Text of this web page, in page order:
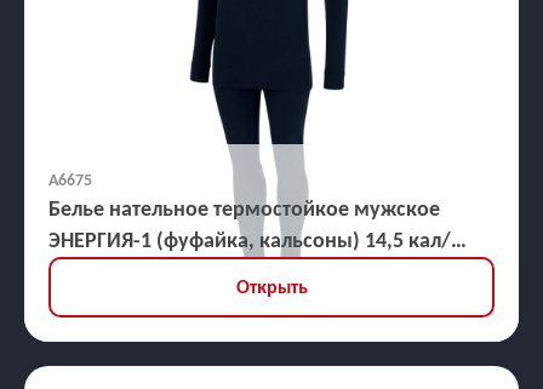
А6675
Белье нательное термостойкое мужское
ЭНЕРГИЯ-1 (фуфайка, кальсоны) 14,5 кал/
кв.см
Открыть